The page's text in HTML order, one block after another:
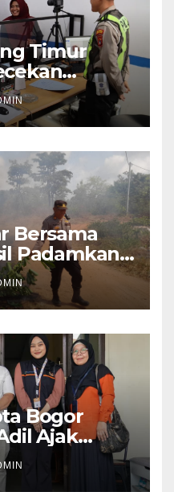
Timur
bagi
Bersama
Padamkan
di Desa
Bogor
Ajak